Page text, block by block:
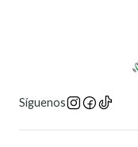
Síguenos